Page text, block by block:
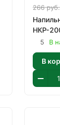
266руб.
НКР-
5 В
В